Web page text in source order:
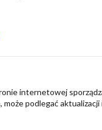
internetowej
może podlegać